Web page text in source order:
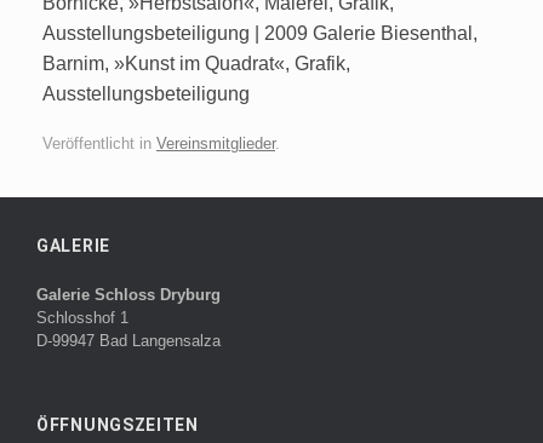
Ausstellungsbeteiligung | 2009 Galerie Biesenthal,
Barnim, »Kunst im Quadrat«, Grafik,
Ausstellungsbeteiligung
Veröffentlicht in Vereinsmitglieder.
GALERIE
Galerie Schloss Dryburg
Schlosshof 1
D-99947 Bad Langensalza
ÖFFNUNGSZEITEN